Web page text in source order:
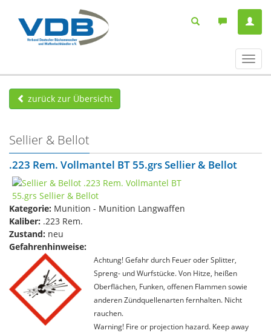
ein-/
zurück zur Übersicht
Sellier & Bellot
.223 Rem. Vollmantel BT 55.grs Sellier & Bellot
Kategorie: Munition - Munition Langwaffen
Kaliber: .223 Rem.
Zustand: neu
Gefahrenhinweise:
Achtung! Gefahr durch Feuer oder Splitter,
Spreng- und Wurfstücke. Von Hitze, heißen
Oberflächen, Funken, offenen Flammen sowie
anderen Zündquellenarten fernhalten. Nicht
rauchen.
Warning! Fire or projection hazard. Keep away